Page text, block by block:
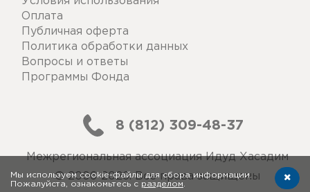
Оплата
Публичная оферта
Политика обработки данных
Вопросы и ответы
Программы Фонда
Межрегиональная ассоциация Идуд Хасадим
© 2006-2026. Все права защищены
8 (812) 309-48-37
Мы используем cookie-файлы для сбора информации.
Пожалуйста, ознакомьтесь с разделом